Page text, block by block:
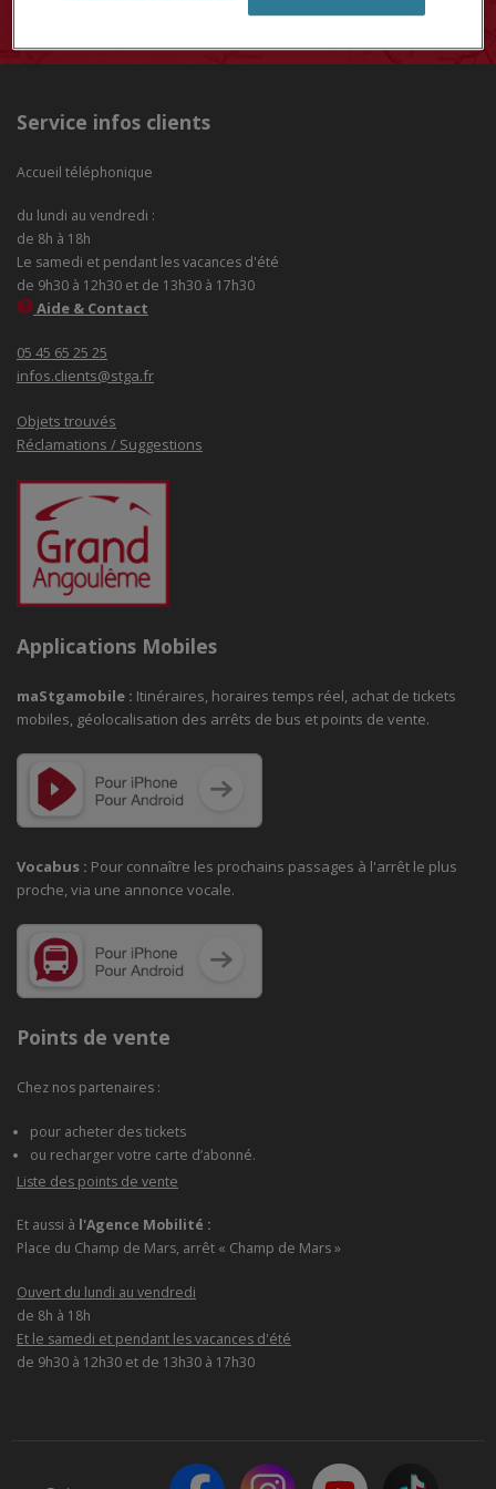
Service infos clients
Accueil téléphonique
du lundi au vendredi :
de 8h à 18h
Le samedi et pendant les vacances d'été
de 9h30 à 12h30 et de 13h30 à 17h30
Aide & Contact
05 45 65 25 25
infos.clients@stga.fr
Objets trouvés
Réclamations / Suggestions
Applications Mobiles
maStgamobile : Itinéraires, horaires temps réel, achat de tickets
mobiles, géolocalisation des arrêts de bus et points de vente.
Vocabus : Pour connaître les prochains passages à l'arrêt le plus
proche, via une annonce vocale.
Points de vente
Chez nos partenaires :
pour acheter des tickets
ou recharger votre carte d’abonné.
Liste des points de vente
Et aussi à l'Agence Mobilité :
Place du Champ de Mars, arrêt « Champ de Mars »
Ouvert du lundi au vendredi
de 8h à 18h
Et le samedi et pendant les vacances d'été
de 9h30 à 12h30 et de 13h30 à 17h30